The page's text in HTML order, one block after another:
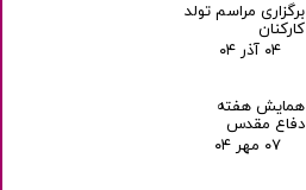
برگزاری مراسم تولد
کارکنان
۰۴ آذر ۰۴
همایش هفته
دفاع مقدس
۰۷ مهر ۰۴